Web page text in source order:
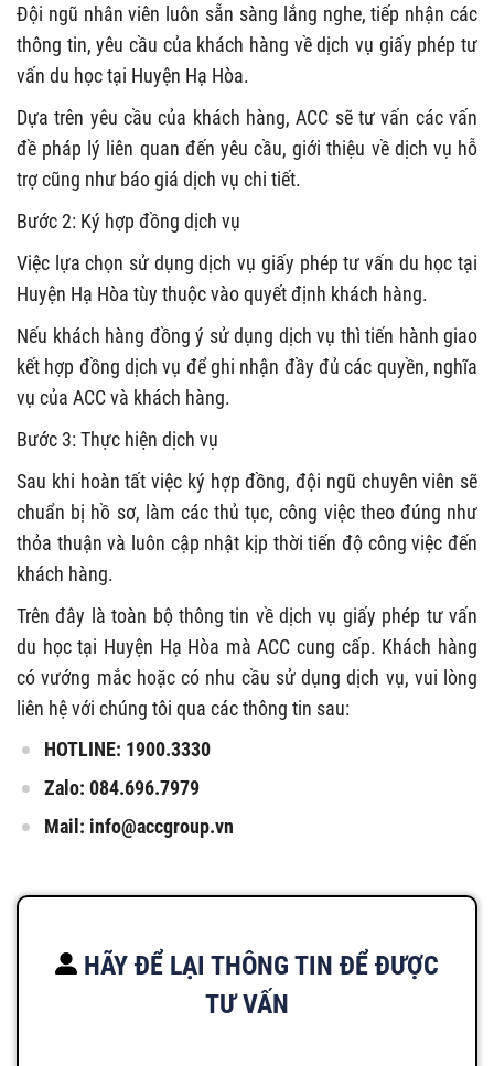
Đội ngũ nhân viên luôn sẵn sàng lắng nghe, tiếp nhận các
thông tin, yêu cầu của khách hàng về dịch vụ giấy phép tư
vấn du học tại Huyện Hạ Hòa.
Dựa trên yêu cầu của khách hàng, ACC sẽ tư vấn các vấn
đề pháp lý liên quan đến yêu cầu, giới thiệu về dịch vụ hỗ
trợ cũng như báo giá dịch vụ chi tiết.
Bước 2: Ký hợp đồng dịch vụ
Việc lựa chọn sử dụng dịch vụ giấy phép tư vấn du học tại
Huyện Hạ Hòa tùy thuộc vào quyết định khách hàng.
Nếu khách hàng đồng ý sử dụng dịch vụ thì tiến hành giao
kết hợp đồng dịch vụ để ghi nhận đầy đủ các quyền, nghĩa
vụ của ACC và khách hàng.
Bước 3: Thực hiện dịch vụ
Sau khi hoàn tất việc ký hợp đồng, đội ngũ chuyên viên sẽ
chuẩn bị hồ sơ, làm các thủ tục, công việc theo đúng như
thỏa thuận và luôn cập nhật kịp thời tiến độ công việc đến
khách hàng.
Trên đây là toàn bộ thông tin về dịch vụ giấy phép tư vấn
du học tại Huyện Hạ Hòa mà ACC cung cấp. Khách hàng
có vướng mắc hoặc có nhu cầu sử dụng dịch vụ, vui lòng
liên hệ với chúng tôi qua các thông tin sau:
HOTLINE: 1900.3330
Zalo: 084.696.7979
Mail: info@accgroup.vn
HÃY ĐỂ LẠI THÔNG TIN ĐỂ ĐƯỢC
TƯ VẤN